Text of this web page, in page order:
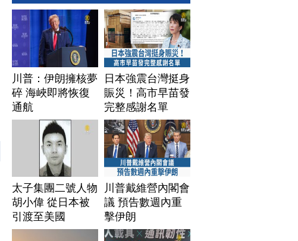
川普：伊朗擁核夢
碎 海峽即將恢復
通航
日本強震台灣挺身
賑災！高市早苗發
完整感謝名單
太子集團二號人物
胡小偉 從日本被
引渡至美國
川普戴維營內閣會
議 預告數週內重
擊伊朗